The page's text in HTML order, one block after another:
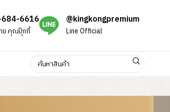
6616
ย คุณปุ๊กกี้
@kingkongpremium
Line Official